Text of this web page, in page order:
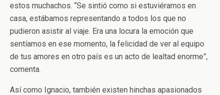
estos muchachos. “Se sintió como si estuviéramos en
casa, estábamos representando a todos los que no
pudieron asistir al viaje. Era una locura la emoción que
sentíamos en ese momento, la felicidad de ver al equipo
de tus amores en otro país es un acto de lealtad enorme”,
comenta.
Así como Ignacio, también existen hinchas apasionados